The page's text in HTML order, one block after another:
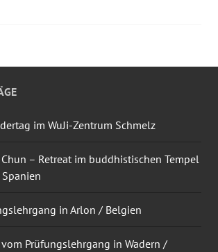
im WuJi-Zentrum Schmelz
– Retreat im buddhistischen Tempel
in Arlon / Belgien
Prüfungslehrgang in Wadern /